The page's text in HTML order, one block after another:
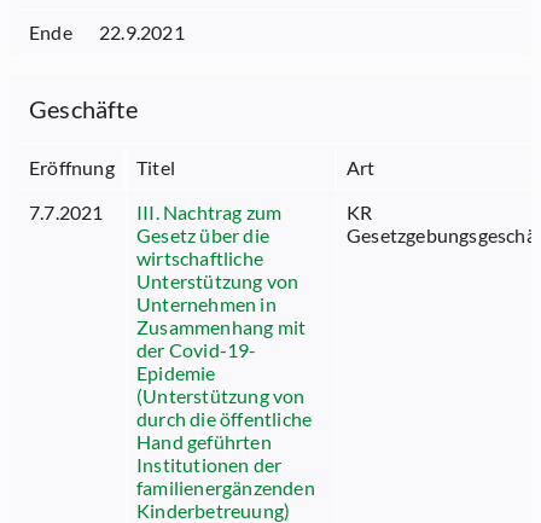
Ende
22.9.2021
Geschäfte
Eröffnung Titel
Art
7.7.2021
III. Nachtrag zum
Gesetz über die
wirtschaftliche
Unterstützung von
Unternehmen in
Zusammenhang mit
der Covid-19-
Epidemie
(Unterstützung von
durch die öffentliche
Hand geführten
Institutionen der
familienergänzenden
Kinderbetreuung)
KR